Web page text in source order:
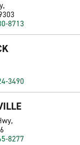
8713
3490
8277